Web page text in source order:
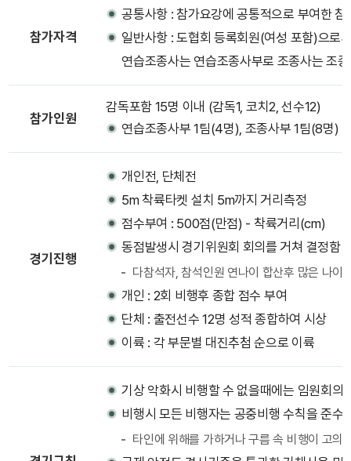
참가자격
공통사항 : 참가요강에 공통적으로 부여한
일반사항 : 도협회 등록회원(여성 포함)으로
연습조종사는 연습조종사부로 조종사는 조
참가인원
감독포함 15명 이내 (감독1, 코치2, 선수12)
연습조종사부 1팀(4명), 조종사부 1팀(8명)
경기진행
개인전, 단체전
5m 착륙타켓 설치 5m까지 거리측정
점수부여 : 500점(만점) - 착륙거리(cm)
동점발생시 경기위원회 회의를 거쳐 결정함
다참석자, 참석인원 연나이 합산후 많은 나이
개인 : 2회 비행후 종합 점수 부여
단체 : 출전선수 12명 성적 종합하여 시상
이륙 : 각 부문별 대진추첨 순으로 이륙
기상 악화시 비행할 수 없을때에는 임원회의
비행시 모든 비행자는 공중비행 수칙을 준수
타인에 위해를 가하거나 구름 속 비행이 고의